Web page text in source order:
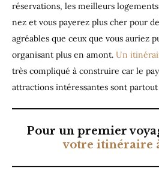
réservations, les meilleurs
nez et vous payerez plus cher pour
agréables que ceux que vous auriez
organisant plus en amont. Un
très compliqué à construire car le
attractions intéressantes sont partout
Pour un premier
votre itinéraire